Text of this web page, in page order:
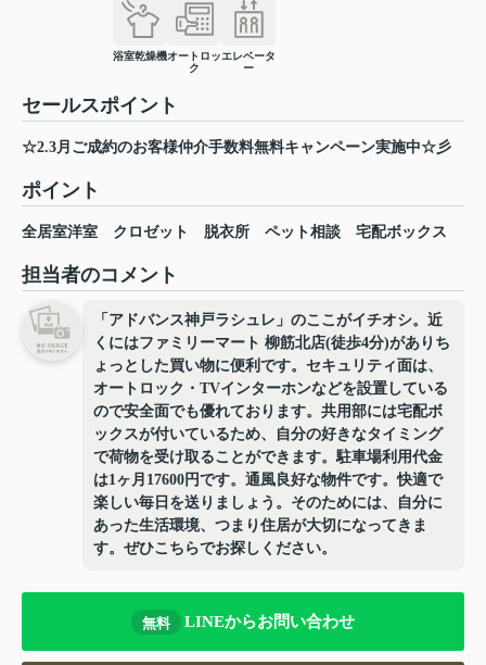
浴室乾燥機オートロッ
ク
エレベータ
ー
セールスポイント
☆2.3月ご成約のお客様仲介手数料無料キャンペーン実施中☆彡
ポイント
全居室洋室 クロゼット 脱衣所 ペット相談 宅配ボックス
担当者のコメント
「アドバンス神戸ラシュレ」のここがイチオシ。近
くにはファミリーマート 柳筋北店(徒歩4分)がありち
ょっとした買い物に便利です。セキュリティ面は、
オートロック・TVインターホンなどを設置している
ので安全面でも優れております。共用部には宅配ボ
ックスが付いているため、自分の好きなタイミング
で荷物を受け取ることができます。駐車場利用代金
は1ヶ月17600円です。通風良好な物件です。快適で
楽しい毎日を送りましょう。そのためには、自分に
あった生活環境、つまり住居が大切になってきま
す。ぜひこちらでお探しください。
無料 LINEからお問い合わせ